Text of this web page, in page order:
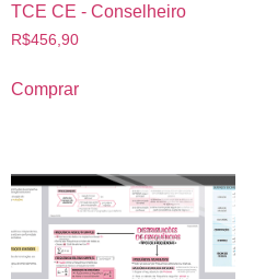
TCE CE - Conselheiro
R$456,90
Comprar